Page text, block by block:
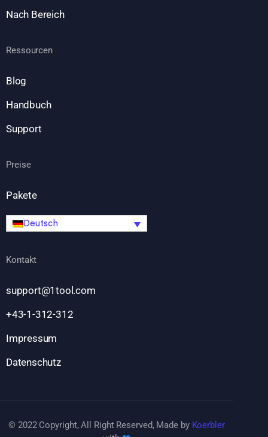
Nach Bereich
Ressourcen
Blog
Handbuch
Support
Preise
Pakete
Deutsch
Kontakt
support@1tool.com
+43-1-312-312
Impressum
Datenschutz
© 2022 Copyright, All Right Reserved, Made by Koerbler